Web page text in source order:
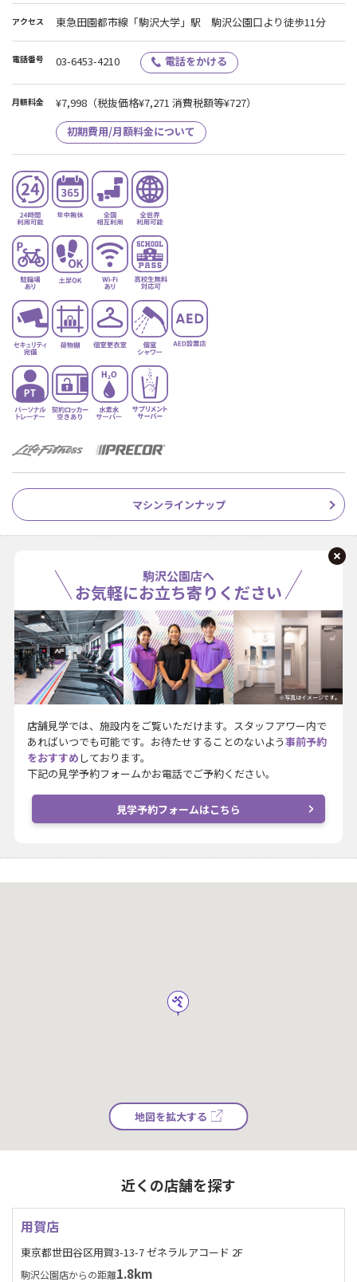
アクセス 東急田園都市線「駒沢大学」駅 駒沢公園口より徒歩11分
電話番号 03-6453-4210 電話をかける
月額料金 ¥7,998 （税抜価格¥7,271 消費税額等¥727）
初期費用/月額料金について
マシンラインナップ
駒沢公園店へ
お気軽にお立ち寄りください
※写真はイメージです。
店舗見学では、施設内をご覧いただけます。スタッフアワー内で
あればいつでも可能です。お待たせすることのないよう事前予約
をおすすめ しております。
下記の見学予約フォームかお電話でご予約ください。
見学予約フォームはこちら
地図を拡大する
近くの店舗を探す
用賀店
東京都世田谷区用賀3-13-7 ゼネラルアコード 2F
駒沢公園店からの距離1.8km